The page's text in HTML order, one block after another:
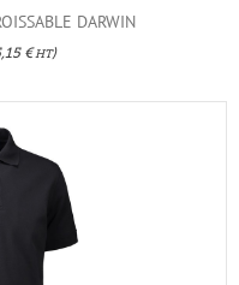
DARWIN
€HT)